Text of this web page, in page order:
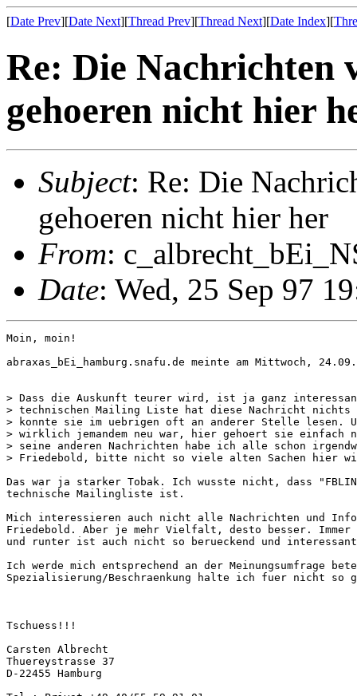
[Date Prev][Date Next][Thread Prev][Thread Next][Date Index][
Re: Die Nachrichten
gehoeren nicht hier
Subject: Re: Die
gehoeren nicht hier her
From:
Date: Wed, 25 Sep 97
Moin, moin!
abraxas_bEi_hamburg.snafu.de meinte am Mittwoch,
> Dass die Auskunft teurer wird, ist ja ganz
> technischen Mailing Liste hat diese Nachricht nichts
> konnte sie im uebrigen oft an anderer Stelle lesen.
> wirklich jemandem neu war, hier gehoert sie einfach
> seine anderen Nachrichten habe ich alle schon
> Friedebold, bitte nicht so viele alten Sachen hier
Das war ja starker Tobak. Ich wusste nicht, dass
technische Mailingliste ist.
Mich interessieren auch nicht alle Nachrichten und
Friedebold. Aber je mehr Vielfalt, desto besser. Immer
und runter ist auch nicht so berueckend und
Ich werde mich entsprechend an der Meinungsumfrage
Spezialisierung/Beschraenkung halte ich fuer nicht so
Tschuess!!!
Carsten Albrecht
Thuereystrasse 37
D-22455 Hamburg